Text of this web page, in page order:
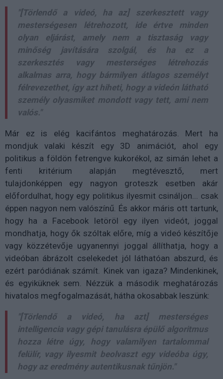
"[Törlendő a videó, ha az] szerkesztett vagy
mesterségesen létrehozott, ide értve minden
olyan eljárást, amely nem a tisztaság vagy
minőség javítására szolgál, és ha ez a
szerkesztés vagy mesterséges létrehozás
alkalmas arra, hogy bármilyen átlagos személyt
félrevezethet, így azt hiheti, hogy a videón látható
személy olyasmiket mondott vagy tett, ami nem
valós."
Már ez is elég kacifántos meghatározás. Mert ha
mondjuk valaki készít egy 3D animációt, ahol egy
politikus a földön fetrengve kukorékol, az simán lehet a
fenti kritérium alapján megtévesztő, mert
tulajdonképpen egy nagyon groteszk esetben akár
előfordulhat, hogy egy politikus ilyesmit csináljon... csak
éppen nagyon nem valószínű. És akkor máris ott tartunk,
hogy ha a Facebook letöröl egy ilyen videót, joggal
mondhatja, hogy ők szóltak előre, míg a videó készítője
vagy közzétevője ugyanennyi joggal állíthatja, hogy a
videóban ábrázolt cselekedet jól láthatóan abszurd, és
ezért paródiának számít. Kinek van igaza? Mindenkinek,
és egyiküknek sem. Nézzük a második meghatározás
hivatalos megfogalmazását, hátha okosabbak leszünk:
"[Törlendő a videó, ha azt] mesterséges
intelligencia vagy gépi tanulásra épülő algoritmus
hozza létre úgy, hogy valamilyen tartalommal
felülír, vagy ilyesmit beolvaszt egy videóba úgy,
hogy az eredmény autentikusnak tűnjön."